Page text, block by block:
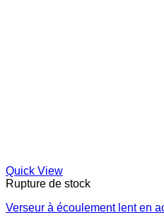
Quick View
Rupture de stock
Verseur à écoulement lent en